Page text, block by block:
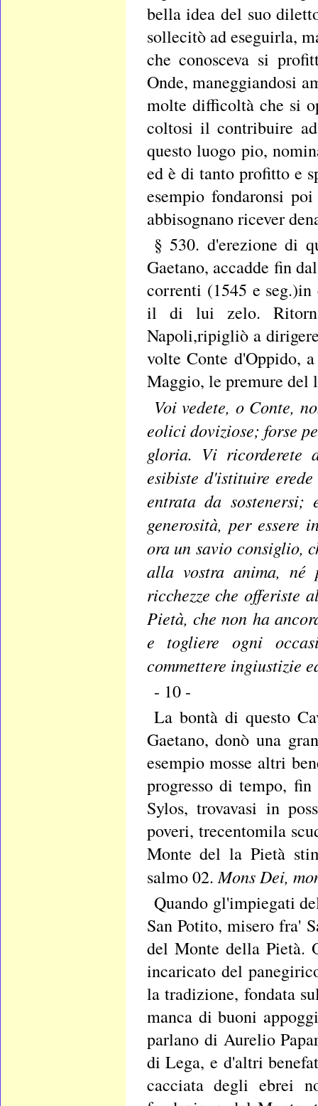
bella idea del suo
sollecitò ad eseguirla,
che conosceva si
Onde, maneggiandosi
molte difficoltà che si
coltosi il contribuire
questo luogo pio,
ed è di tanto profitto e
esempio fondaronsi
abbisognano ricever
§ 530. d'erezione di
Gaetano, accadde fin
correnti (1545 e
il di lui zelo.
Napoli,ripigliò a
volte Conte d'Oppido,
Maggio, le premure del
Voi vedete, o Conte,
eolici doviziose; forse
gloria. Vi ricorderete
esibiste d'istituire
entrata da
generosità, per essere
ora un savio consiglio,
alla vostra anima, né
ricchezze che offeriste
Pietà, che non ha
e togliere ogni
commettere ingiustizie
- 10 -
La bontà di questo
Gaetano, donò una
esempio mosse altri
progresso di tempo,
Sylos, trovavasi in
poveri, trecentomila
Monte del la Pietà
salmo 02.Mons Dei,
Quando gl'impiegati
San Potito, misero fra'
del Monte della Pietà.
incaricato del
la tradizione, fondata
manca di buoni
parlano di Aurelio
di Lega, e d'altri
cacciata degli ebrei